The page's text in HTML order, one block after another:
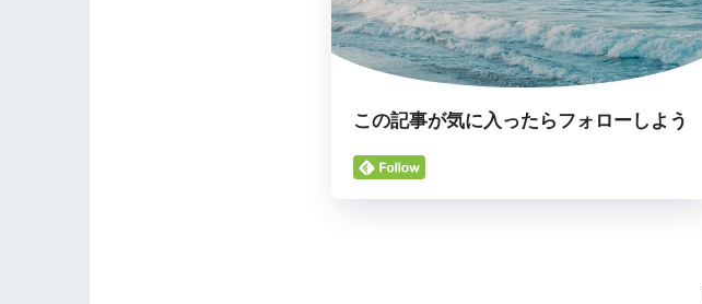
この記事が気に入ったらフォローしよう